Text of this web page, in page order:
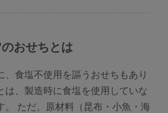
おせちとは
、食塩不使用を謳うおせちもあり
は、製造時に食塩を使用していな
。 ただ、原材料（昆布・小魚・海